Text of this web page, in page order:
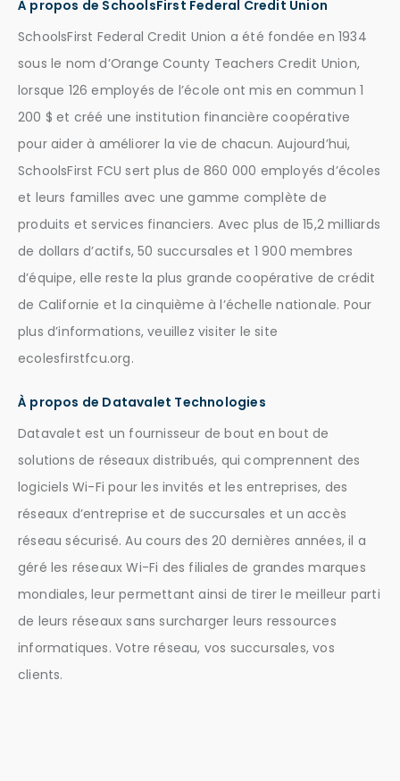
À propos de SchoolsFirst Federal Credit Union
SchoolsFirst Federal Credit Union a été fondée en 1934
sous le nom d’Orange County Teachers Credit Union,
lorsque 126 employés de l’école ont mis en commun 1
200 $ et créé une institution financière coopérative
pour aider à améliorer la vie de chacun. Aujourd’hui,
SchoolsFirst FCU sert plus de 860 000 employés d’écoles
et leurs familles avec une gamme complète de
produits et services financiers. Avec plus de 15,2 milliards
de dollars d’actifs, 50 succursales et 1 900 membres
d’équipe, elle reste la plus grande coopérative de crédit
de Californie et la cinquième à l’échelle nationale. Pour
plus d’informations, veuillez visiter le site
ecolesfirstfcu.org.
À propos de Datavalet Technologies
Datavalet est un fournisseur de bout en bout de
solutions de réseaux distribués, qui comprennent des
logiciels Wi-Fi pour les invités et les entreprises, des
réseaux d’entreprise et de succursales et un accès
réseau sécurisé. Au cours des 20 dernières années, il a
géré les réseaux Wi-Fi des filiales de grandes marques
mondiales, leur permettant ainsi de tirer le meilleur parti
de leurs réseaux sans surcharger leurs ressources
informatiques. Votre réseau, vos succursales, vos
clients.